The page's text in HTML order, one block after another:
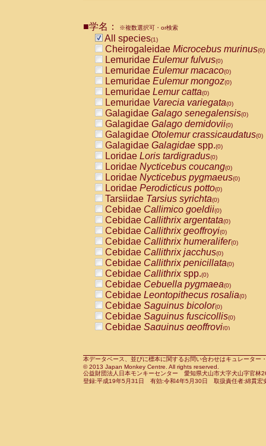
CebidaeCebus nigrivittatus
CebidaeCebus
CebidaeSaimiri boliviensis(0)
CebidaeSaimiri sciureus(0)
AtelidaeAlouatta caraya(0)
AtelidaeAlouatta fusca(0)
AtelidaeAlouatta seniculus
AtelidaeAlouattaspp.(0)
AtelidaeAteles belzebuth(0)
AtelidaeAteles geoffroyi(0)
AtelidaeAteles paniscus(0)
AtelidaeAtelesspp.(0)
Atelidae Lagothrix lagothricha
AtelidaeLagothrix lagothricha cana
PitheciidaeCacajao calvus
PitheciidaeCallicebus cupreus
PitheciidaeCallicebus donacophilus
PitheciidaeCallicebus moloch
PitheciidaeCallicebus torquatus
PitheciidaeCallicebusspp.(0)
PitheciidaeChiropotes satanas(0)
PitheciidaePithecia monachus
PitheciidaePithecia pithecia(0)
CercopithecidaeCercocebus agilis
CercopithecidaeCercocebus
CercopithecidaeCercocebus
CercopithecidaeCercocebus
CercopithecidaeCercocebus
CercopithecidaeCercocebushybrid
CercopithecidaePapio anubis(0)
CercopithecidaePapio cynocephalus
CercopithecidaePapio hamadryas(0)
■学名： ※複数選択可・or検索
All species(1)
Cheirogaleidae Microcebus murinus(0)
Lemuridae Eulemur fulvus(0)
Lemuridae Eulemur macaco(0)
Lemuridae Eulemur mongoz(0)
Lemuridae Lemur catta(0)
Lemuridae Varecia variegata(0)
Galagidae Galago senegalensis(0)
Galagidae Galago demidovii(0)
Galagidae Otolemur crassicaudatus(0)
Galagidae Galagidae spp.(0)
Loridae Loris tardigradus(0)
Loridae Nycticebus coucang(0)
Loridae Nycticebus pygmaeus(0)
Loridae Perodicticus potto(0)
Tarsiidae Tarsius syrichta(0)
Cebidae Callimico goeldii(0)
Cebidae Callithrix argentata(0)
Cebidae Callithrix geoffroyi(0)
Cebidae Callithrix humeralifer(0)
Cebidae Callithrix jacchus(0)
Cebidae Callithrix penicillata(0)
Cebidae Callithrixspp.(0)
Cebidae Cebuella pygmaea(0)
Cebidae Leontopithecus rosalia(0)
Cebidae Saguinus bicolor(0)
Cebidae Saguinus fuscicollis(0)
Cebidae Saguinus geoffroyi(0)
CebidaeSaguinus leucopus(0)
CebidaeSaguinus midas(0)
Cebidae Saguinus mystax(0)
本データベース、並びに標本に関するお問い合わせはキュレータ
© 2013 Japan Monkey Centre. All rights reserved.
公益財団法人日本モンキーセンター 愛知県犬山市大字犬山字官
登録:平成19年5月31日 有効:令和4年5月30日 取扱責任者:綿貫宏